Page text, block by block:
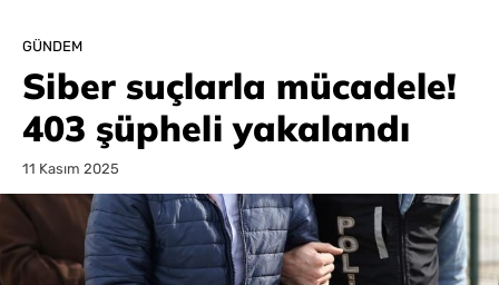
GÜNDEM
Siber suçlarla mücadele!
403 şüpheli yakalandı
11 Kasım 2025